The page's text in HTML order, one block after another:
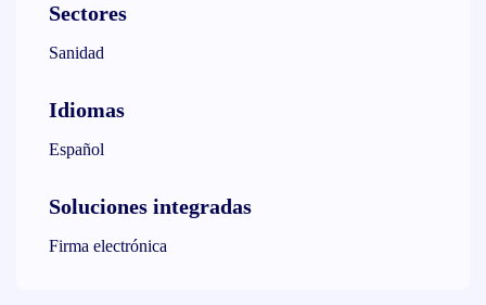
Sectores
Sanidad
Idiomas
Español
Soluciones integradas
Firma electrónica